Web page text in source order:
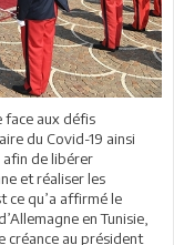
face aux défis
du Covid-19 ainsi
afin de libérer
et réaliser les
ce qu’a affirmé le
en Tunisie,
créance au président